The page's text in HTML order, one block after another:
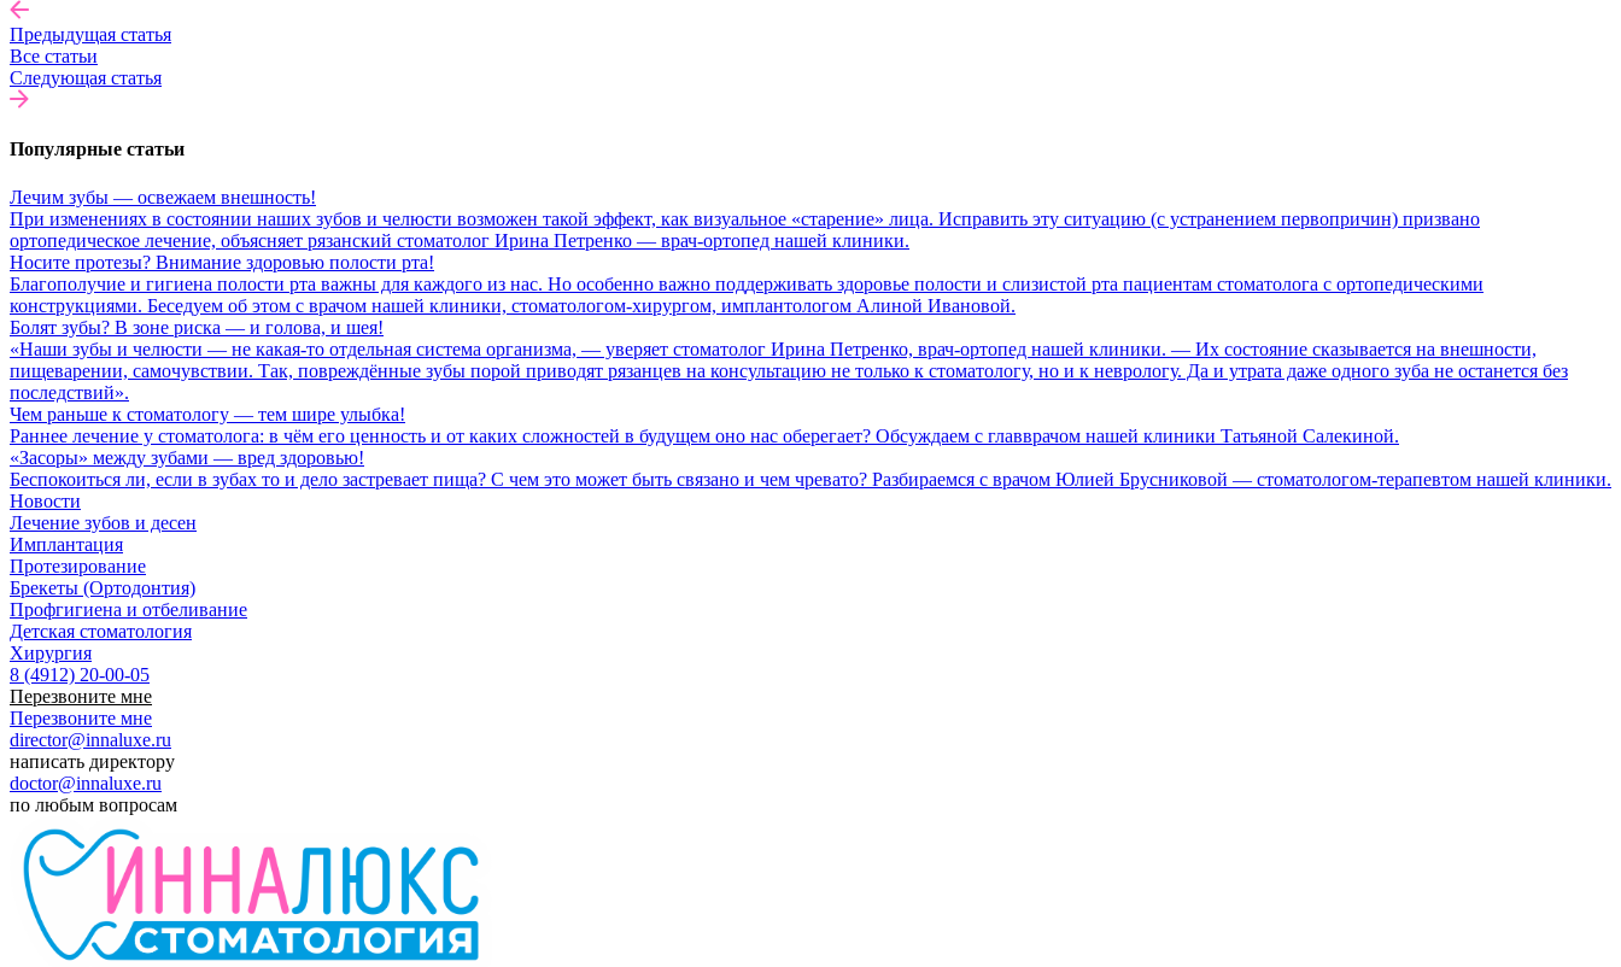
Предыдущая статья
Все статьи
Следующая статья
Популярные статьи
Лечим зубы — освежаем внешность!
При изменениях в состоянии наших зубов и челюсти возможен такой эффект, как визуальное «старение» лица. Исправить эту ситуацию (с устранением первопричин) призвано
ортопедическое лечение, объясняет рязанский стоматолог Ирина Петренко — врач-ортопед нашей клиники.
Носите протезы? Внимание здоровью полости рта!
Благополучие и гигиена полости рта важны для каждого из нас. Но особенно важно поддерживать здоровье полости и слизистой рта пациентам стоматолога с ортопедическими
конструкциями. Беседуем об этом с врачом нашей клиники, стоматологом-хирургом, имплантологом Алиной Ивановой.
Болят зубы? В зоне риска — и голова, и шея!
«Наши зубы и челюсти — не какая-то отдельная система организма, — уверяет стоматолог Ирина Петренко, врач-ортопед нашей клиники. — Их состояние сказывается на внешности,
пищеварении, самочувствии. Так, повреждённые зубы порой приводят рязанцев на консультацию не только к стоматологу, но и к неврологу. Да и утрата даже одного зуба не останется без
последствий».
Чем раньше к стоматологу — тем шире улыбка!
Раннее лечение у стоматолога: в чём его ценность и от каких сложностей в будущем оно нас оберегает? Обсуждаем с главврачом нашей клиники Татьяной Салекиной.
«Засоры» между зубами — вред здоровью!
Беспокоиться ли, если в зубах то и дело застревает пища? С чем это может быть связано и чем чревато? Разбираемся с врачом Юлией Брусниковой — стоматологом-терапевтом нашей клиники.
Новости
Лечение зубов и десен
Имплантация
Протезирование
Брекеты (Ортодонтия)
Профгигиена и отбеливание
Детская стоматология
Хирургия
8 (4912) 20-00-05
Перезвоните мне
Перезвоните мне
director@innaluxe.ru
написать директору
doctor@innaluxe.ru
по любым вопросам